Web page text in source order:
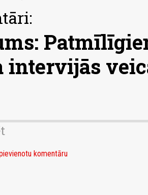
intervijās
komentāru